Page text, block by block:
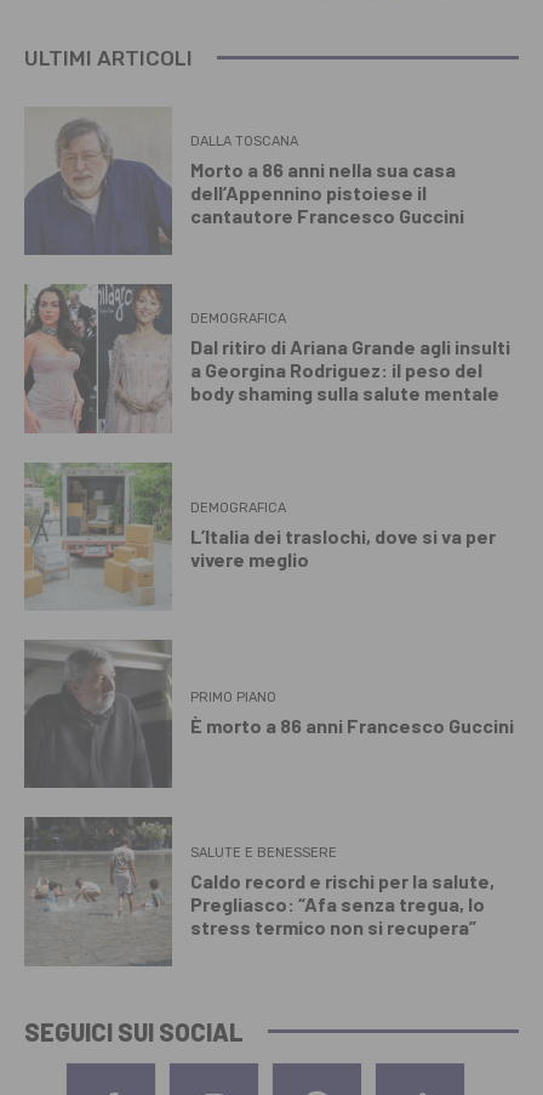
ULTIMI ARTICOLI
DALLA TOSCANA
Morto a 86 anni nella sua casa
dell’Appennino pistoiese il
cantautore Francesco Guccini
DEMOGRAFICA
Dal ritiro di Ariana Grande agli insulti
a Georgina Rodriguez: il peso del
body shaming sulla salute mentale
DEMOGRAFICA
L’Italia dei traslochi, dove si va per
vivere meglio
PRIMO PIANO
È morto a 86 anni Francesco Guccini
SALUTE E BENESSERE
Caldo record e rischi per la salute,
Pregliasco: “Afa senza tregua, lo
stress termico non si recupera”
SEGUICI SUI SOCIAL